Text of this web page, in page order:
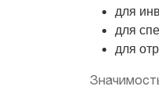
для
для
для